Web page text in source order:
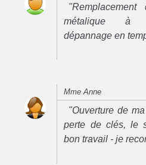
métalique à
dépannage en
Mme Anne
"Ouverture de
perte de clés, le
bon travail - je